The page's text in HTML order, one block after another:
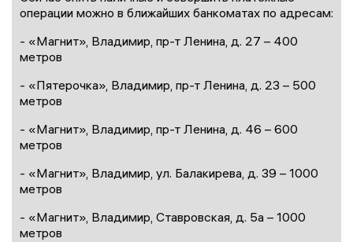
операции можно в ближайших банкоматах по адресам:
- «Магнит», Владимир, пр-т Ленина, д. 27 – 400
метров
- «Пятерочка», Владимир, пр-т Ленина, д. 23 – 500
метров
- «Магнит», Владимир, пр-т Ленина, д. 46 – 600
метров
- «Магнит», Владимир, ул. Балакирева, д. 39 – 1000
метров
- «Магнит», Владимир, Ставровская, д. 5а – 1000
метров